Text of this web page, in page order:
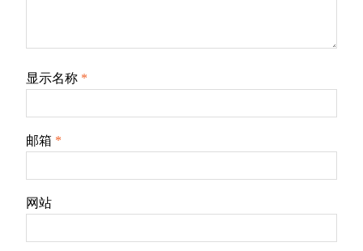
显示名称 *
邮箱 *
网站